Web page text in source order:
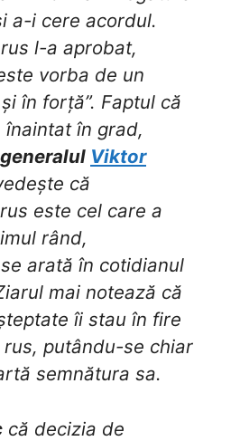
a-i cere acordul.
l-a aprobat,
vorba de un
în forță”. Faptul că
înaintat în grad,
generalul Viktor
că
este cel care a
rând,
arată în cotidianul
mai notează că
îi stau în fire
putându-se chiar
semnătura sa.
că decizia de